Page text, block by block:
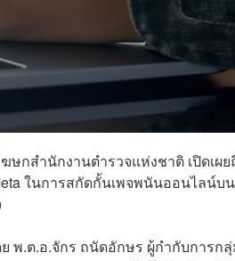
ษกสำนักงานตำรวจแห่งชาติ เปิดเผย
ในการสกัดกั้นเพจพนันออนไลน์บน
พ.ต.อ.จักร ถนัดอักษร ผู้กำกับการก